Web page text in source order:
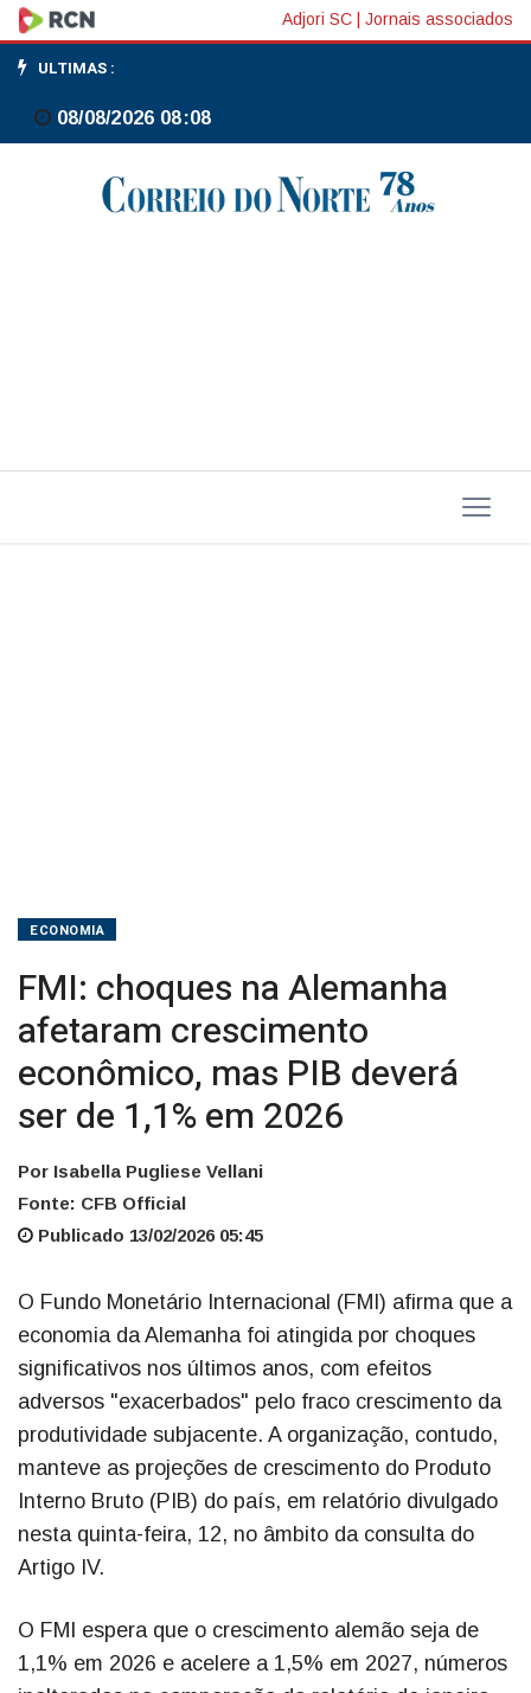
FMI:
choques
na
Alemanha
afetaram
deverá
Adjori SC Jornais associados
ULTIMAS :
08/08/2026 08:08
ECONOMIA
FMI: choques na Alemanha
afetaram crescimento
econômico, mas PIB deverá
ser de 1,1% em 2026
Por Isabella Pugliese Vellani
Fonte: CFB Official
Publicado 13/02/2026 05:45
O Fundo Monetário Internacional (FMI) afirma que a
economia da Alemanha foi atingida por choques
significativos nos últimos anos, com efeitos
adversos "exacerbados" pelo fraco crescimento da
produtividade subjacente. A organização, contudo,
manteve as projeções de crescimento do Produto
Interno Bruto (PIB) do país, em relatório divulgado
nesta quinta-feira, 12, no âmbito da consulta do
Artigo IV.
O FMI espera que o crescimento alemão seja de
1,1% em 2026 e acelere a 1,5% em 2027, números